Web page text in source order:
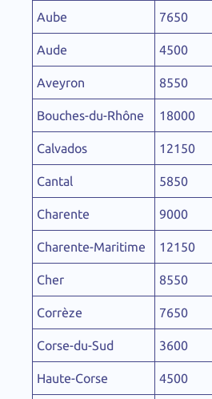
Aube 7650
Aude 4500
Aveyron 8550
Bouches-du-Rhône 18000
Calvados 12150
Cantal 5850
Charente 9000
Charente-Maritime 12150
Cher 8550
Corrèze 7650
Corse-du-Sud 3600
Haute-Corse 4500